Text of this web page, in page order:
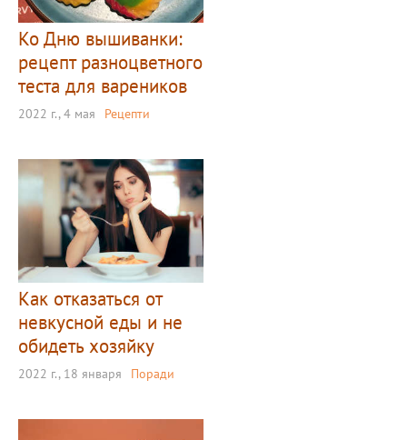
Ко Дню вышиванки:
рецепт разноцветного
теста для вареников
2022 г., 4 мая Рецепти
Как отказаться от
невкусной еды и не
обидеть хозяйку
2022 г., 18 января Поради